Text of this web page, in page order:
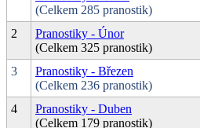
(Celkem 285 pranostik)
2
Pranostiky - Únor
(Celkem 325 pranostik)
3
Pranostiky - Březen
(Celkem 236 pranostik)
4
Pranostiky - Duben
(Celkem 179 pranostik)